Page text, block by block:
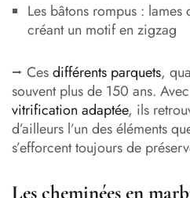
Les bâtons rompus :
créant un motif en zigzag
⭢ Cesdifférents parquets,
souvent plus de 150 ans.
vitrification adaptée, ils
d’ailleurs l’un des éléments
s’efforcent toujours de
Les cheminées en